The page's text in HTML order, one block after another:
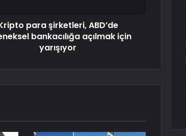
para şirketleri, ABD’de
bankacılığa açılmak için
yarışıyor